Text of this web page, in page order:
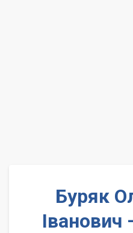
Буряк
Іванович